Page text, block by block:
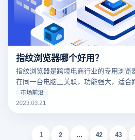
指纹浏览器哪个好用？
指纹浏览器是跨境电商行业的专用浏览
在同一台电脑上关联，功能强大，适合
多卖家都在用指纹浏览器，但是指纹浏
市场前沿
2023.03.21
1 2 ... 42 43